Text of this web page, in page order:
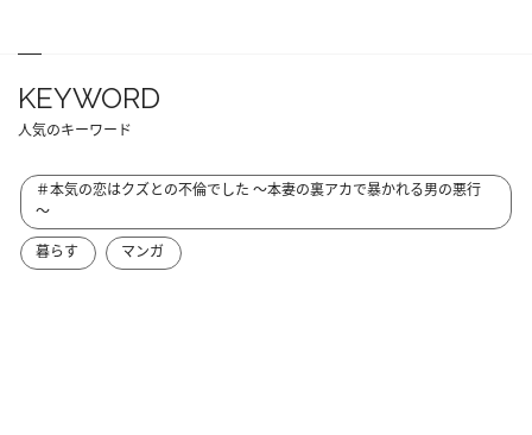
KEYWORD
人気のキーワード
＃本気の恋はクズとの不倫でした ～本妻の裏アカで暴かれる男の悪行
～
暮らす
マンガ